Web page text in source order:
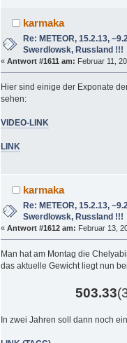
karmaka
Re: METEOR, 15.2.13,
Swerdlowsk, Russland !!!
« Antwort #1611 am: Februar 11,
Hier sind einige der Exponate
sehen:
VIDEO-LINK
LINK
karmaka
Re: METEOR, 15.2.13,
Swerdlowsk, Russland !!!
« Antwort #1612 am: Februar 13,
Man hat am Montag die
das aktuelle Gewicht liegt nun bei
503.33
In zwei Jahren soll dann noch